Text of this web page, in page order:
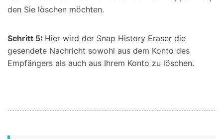
den Sie löschen möchten.
Schritt 5: Hier wird der Snap History Eraser die
gesendete Nachricht sowohl aus dem Konto des
Empfängers als auch aus Ihrem Konto zu löschen.